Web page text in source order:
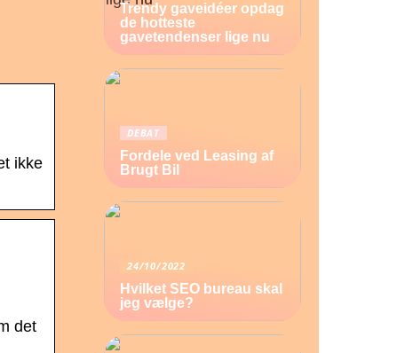
ikke
det
Trendy gaveidéer opdag
de hotteste
gavetendenser lige nu
DEBAT
Fordele ved Leasing af
Brugt Bil
24/10/2022
Hvilket SEO bureau skal
jeg vælge?